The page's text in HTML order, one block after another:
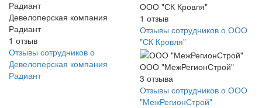
Девелоперская компания
Радиант
1 отзыв
Отзывы сотрудников о
Девелоперская компания
Радиант
ООО "СК Кровля"
1 отзыв
Отзывы сотрудников о ООО
"СК Кровля"
ООО "МежРегионСтрой"
3 отзыва
Отзывы сотрудников о ООО
"МежРегионСтрой"